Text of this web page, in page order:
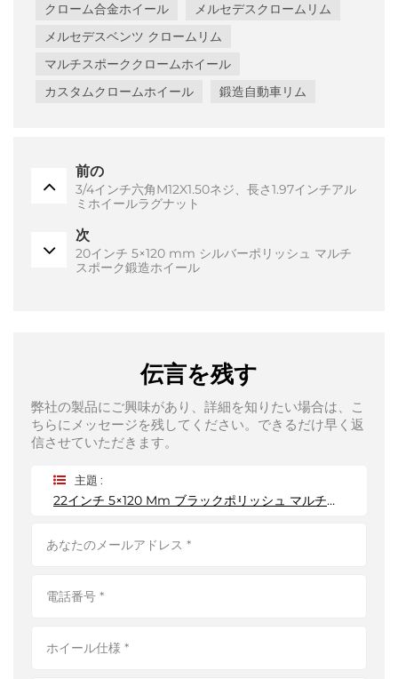
クローム合金ホイール
メルセデスクロームリム
メルセデスベンツ クロームリム
マルチスポーククロームホイール
カスタムクロームホイール
鍛造自動車リム
前の
3/4インチ六角M12X1.50ネジ、長さ1.97インチアル
ミホイールラグナット
次
20インチ 5×120 mm シルバーポリッシュ マルチ
スポーク鍛造ホイール
伝言を残す
弊社の製品にご興味があり、詳細を知りたい場合は、こ
ちらにメッセージを残してください。できるだけ早く返
信させていただきます。
主題 :
22インチ 5×120 Mm ブラックポリッシュ マルチスポーク鍛造ホイール